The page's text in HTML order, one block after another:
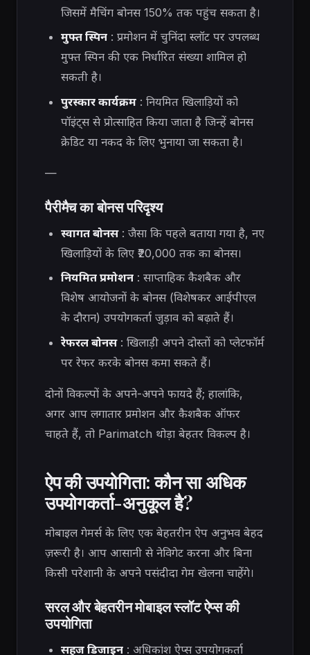
जिसमें मैचिंग बोनस 150% तक पहुंच सकता है।
मुफ्त स्पिन: प्रमोशन में चुनिंदा स्लॉट पर उपलब्ध
मुफ्त स्पिन की एक निर्धारित संख्या शामिल हो
सकती है।
पुरस्कार कार्यक्रम: नियमित खिलाड़ियों को
पॉइंट्स से प्रोत्साहित किया जाता है जिन्हें बोनस
क्रेडिट या नकद के लिए भुनाया जा सकता है।
—
पैरीमैच का बोनस परिदृश्य
स्वागत बोनस: जैसा कि पहले बताया गया है, नए
खिलाड़ियों के लिए ₹20,000 तक का बोनस।
नियमित प्रमोशन: साप्ताहिक कैशबैक और
विशेष आयोजनों के बोनस (विशेषकर आईपीएल
के दौरान) उपयोगकर्ता जुड़ाव को बढ़ाते हैं।
रेफरल बोनस: खिलाड़ी अपने दोस्तों को प्लेटफॉर्म
पर रेफर करके बोनस कमा सकते हैं।
दोनों विकल्पों के अपने-अपने फायदे हैं; हालांकि,
अगर आप लगातार प्रमोशन और कैशबैक ऑफर
चाहते हैं, तो Parimatch थोड़ा बेहतर विकल्प है।
ऐप की उपयोगिता: कौन सा अधिक
उपयोगकर्ता-अनुकूल है?
मोबाइल गेमर्स के लिए एक बेहतरीन ऐप अनुभव बेहद
ज़रूरी है। आप आसानी से नेविगेट करना और बिना
किसी परेशानी के अपने पसंदीदा गेम खेलना चाहेंगे।
सरल और बेहतरीन मोबाइल स्लॉट ऐप्स की
उपयोगिता
सहज डिजाइन: अधिकांश ऐप्स उपयोगकर्ता